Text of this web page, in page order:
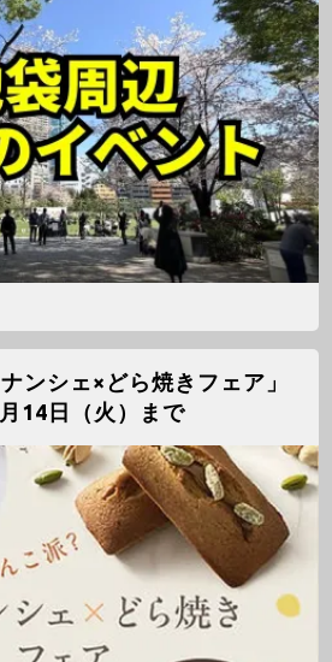
ンシェ×どら焼きフェア」
14日（火）まで